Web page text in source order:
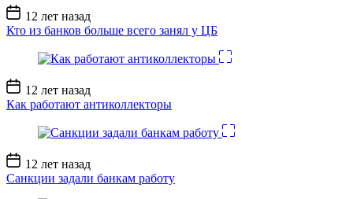
Дата
записи
12 лет назад
Кто из банков больше всего занял у ЦБ
Дата
записи
12 лет назад
Как работают антиколлекторы
Дата
записи
12 лет назад
Санкции задали банкам работу